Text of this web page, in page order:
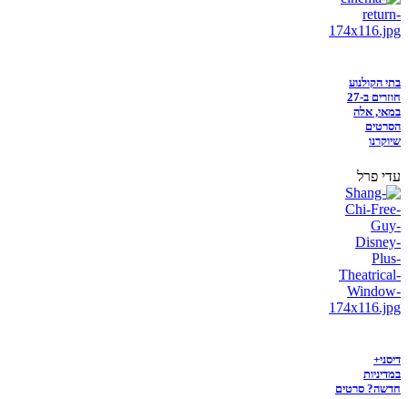
בתי הקולנוע
חוזרים ב-27
במאי, אלה
הסרטים
שיוקרנו
עדי פרל
דיסני+
במדיניות
חדשה? סרטים